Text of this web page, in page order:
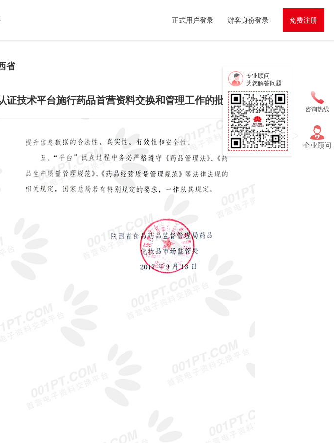
正式用户登录 游客身份登录 免费注册
省
证技术平台施行药品首营资料交换和管理工作的批复
咨询热线
企业顾问
专业顾问
为您解答问题